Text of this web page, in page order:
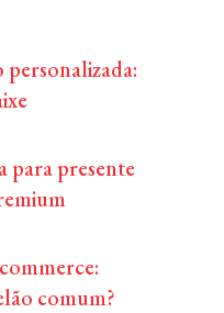
para presente
comum?